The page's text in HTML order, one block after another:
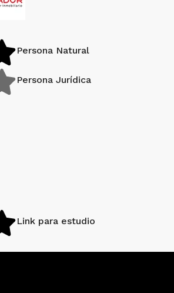
Persona Natural
Persona Jurídica
Link para estudio